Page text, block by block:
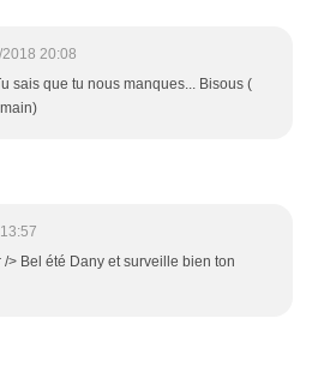
20:08
sais que tu nous manques... Bisous (
> Bel été Dany et surveille bien ton